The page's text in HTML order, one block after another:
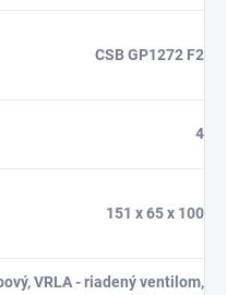
CSB GP1272 F2
4
151 x 65 x 100
VRLA - riadený ventilom,